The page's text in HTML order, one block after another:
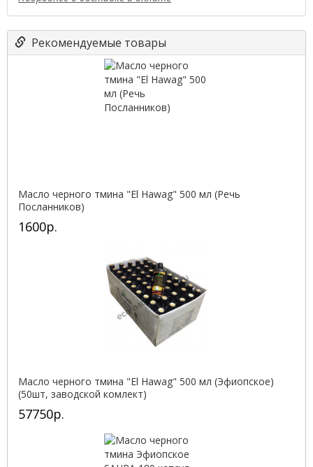
Рекомендуемые товары
Масло черного тмина "El Hawag" 500 мл (Речь
Посланников)
1600р.
Масло черного тмина "El Hawag" 500 мл (Эфиопское)
(50шт, заводской комлект)
57750р.